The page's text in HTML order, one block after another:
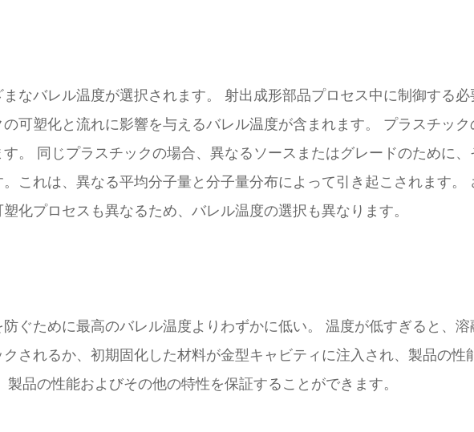
なバレル温度が選択されます。 射出成形部品プロセス中に制御する必
可塑化と流れに影響を与えるバレル温度が含まれます。 プラスチック
。 同じプラスチックの場合、異なるソースまたはグレードのために、
これは、異なる平均分子量と分子量分布によって引き起こされます。
化プロセスも異なるため、バレル温度の選択も異なります。
ぐために最高のバレル温度よりわずかに低い。 温度が低すぎると、溶
されるか、初期固化した材料が金型キャビティに注入され、製品の性
品の性能およびその他の特性を保証することができます。